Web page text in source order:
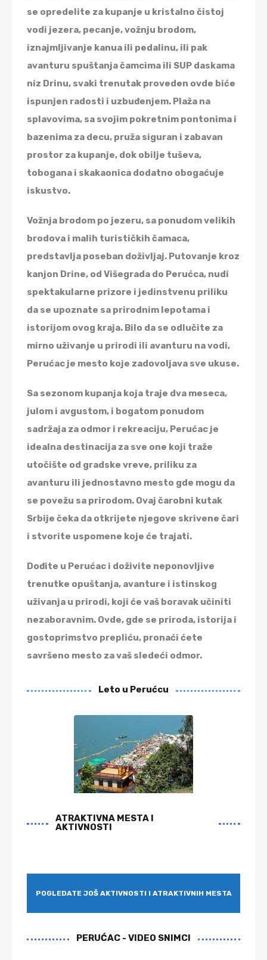
se opredelite za kupanje u kristalno čistoj
vodi jezera, pecanje, vožnju brodom,
iznajmljivanje kanua ili pedalinu, ili pak
avanturu spuštanja čamcima ili SUP daskama
niz Drinu, svaki trenutak proveden ovde biće
ispunjen radosti i uzbuđenjem. Plaža na
splavovima, sa svojim pokretnim pontonima i
bazenima za decu, pruža siguran i zabavan
prostor za kupanje, dok obilje tuševa,
tobogana i skakaonica dodatno obogaćuje
iskustvo.
Vožnja brodom po jezeru, sa ponudom velikih
brodova i malih turističkih čamaca,
predstavlja poseban doživljaj. Putovanje kroz
kanjon Drine, od Višegrada do Perućca, nudi
spektakularne prizore i jedinstvenu priliku
da se upoznate sa prirodnim lepotama i
istorijom ovog kraja. Bilo da se odlučite za
mirno uživanje u prirodi ili avanturu na vodi,
Perućac je mesto koje zadovoljava sve ukuse.
Sa sezonom kupanja koja traje dva meseca,
julom i avgustom, i bogatom ponudom
sadržaja za odmor i rekreaciju, Perućac je
idealna destinacija za sve one koji traže
utočište od gradske vreve, priliku za
avanturu ili jednostavno mesto gde mogu da
se povežu sa prirodom. Ovaj čarobni kutak
Srbije čeka da otkrijete njegove skrivene čari
i stvorite uspomene koje će trajati.
Dođite u Perućac i doživite neponovljive
trenutke opuštanja, avanture i istinskog
uživanja u prirodi, koji će vaš boravak učiniti
nezaboravnim. Ovde, gde se priroda, istorija i
gostoprimstvo prepliću, pronaći ćete
savršeno mesto za vaš sledeći odmor.
Leto u Perućcu
ATRAKTIVNA MESTA I
AKTIVNOSTI
POGLEDATE JOŠ AKTIVNOSTI I ATRAKTIVNIH MESTA
PERUĆAC - VIDEO SNIMCI